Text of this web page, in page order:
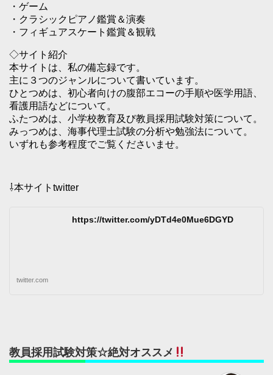
・ゲーム
・クラシックピアノ鑑賞＆演奏
・フィギュアスケート鑑賞＆観戦
◇サイト紹介
本サイトは、私の備忘録です。
主に３つのジャンルについて書いています。
ひとつめは、初心者向けの腹部エコーの手順や医学用語、
看護用語などについて。
ふたつめは、小学校教育及び教員採用試験対策について。
みっつめは、海事代理士試験の分析や勉強法について。
いずれも参考程度でご覧くださいませ。
⇩本サイトtwitter
https://twitter.com/yDTd4e0Mue6DGYD
twitter.com
教員採用試験対策☆絶対オススメ